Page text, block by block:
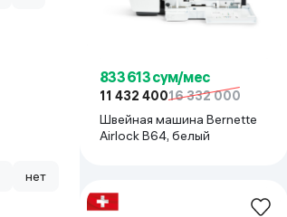
нет
833 613 сум/мес
11 432 40016 332 000
Швейная машина Bernette
Airlock B64, белый